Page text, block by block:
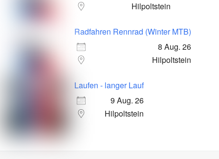
Hilpoltstein
Radfahren Rennrad (Winter MTB)
8 Aug. 26
Hilpoltstein
Laufen - langer Lauf
9 Aug. 26
Hilpoltstein